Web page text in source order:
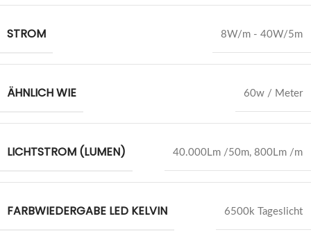
STROM 8W/m - 40W/5m
ÄHNLICH WIE 60w / Meter
LICHTSTROM (LUMEN) 40.000Lm /50m, 800Lm /m
FARBWIEDERGABE LED KELVIN 6500k Tageslicht